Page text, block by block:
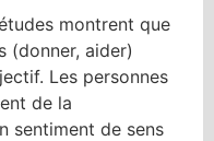
montrent que
(donner, aider)
Les personnes
de la
sentiment de sens